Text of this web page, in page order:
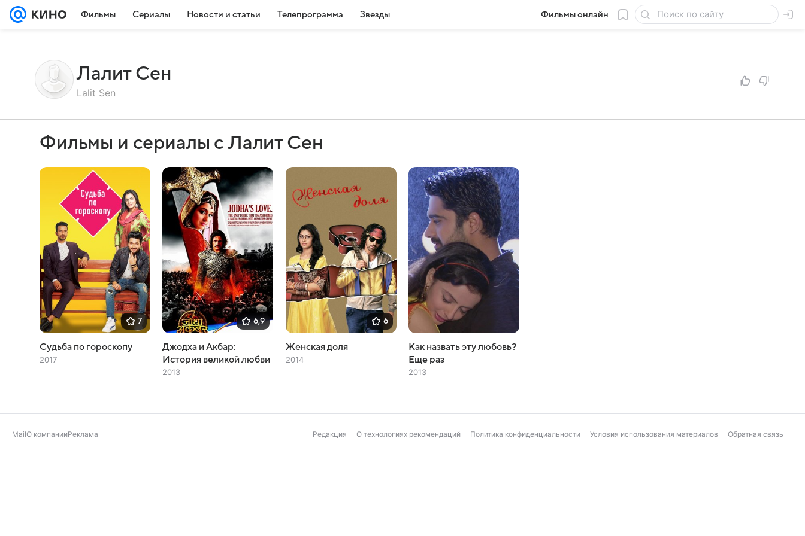
Фильмы Сериалы Новости и статьи Телепрограмма Звезды Фильмы онлайн
Лалит Сен
Lalit Sen
Фильмы и сериалы с Лалит Сен
7
Судьба по гороскопу
2017
6,9
Джодха и Акбар:
История великой любви
2013
6
Женская доля
2014
Как назвать эту любовь?
Еще раз
2013
MailО компанииРеклама Редакция О технологиях рекомендаций Политика конфиденциальности Условия использования материалов Обратная связь